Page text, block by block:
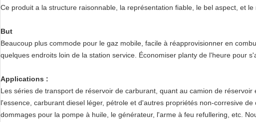
Ce produit a la structure raisonnable, la représentation fiable, le bel aspect, et le
But
Beaucoup plus commode pour le gaz mobile, facile à réapprovisionner en
quelques endroits loin de la station service. Économiser planty de l'heure pour
Applications :
Les séries de transport de réservoir de carburant, quant au camion de réservoir
l'essence, carburant diesel léger, pétrole et d'autres propriétés non-corresive
dommages pour la pompe à huile, le générateur, l'arme à feu refullering, etc.